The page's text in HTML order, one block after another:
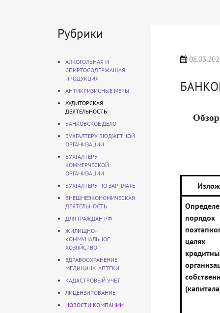
Рубрики
АЛКОГОЛЬНАЯ И
СПИРТОСОДЕРЖАЩАЯ
ПРОДУКЦИЯ
АНТИКРИЗИСНЫЕ МЕРЫ
АУДИТОРСКАЯ
ДЕЯТЕЛЬНОСТЬ
БАНКОВСКОЕ ДЕЛО
БУХГАЛТЕРУ БЮДЖЕТНОЙ
ОРГАНИЗАЦИИ
БУХГАЛТЕРУ
КОММЕРЧЕСКОЙ
ОРГАНИЗАЦИИ
БУХГАЛТЕРУ ПО ЗАРПЛАТЕ
ВНЕШНЕЭКОНОМИЧЕСКАЯ
ДЕЯТЕЛЬНОСТЬ
ДЛЯ ГРАЖДАН РФ
ЖИЛИЩНО-
КОММУНАЛЬНОЕ
ХОЗЯЙСТВО
ЗДРАВООХРАНЕНИЕ.
МЕДИЦИНА. АПТЕКИ
КАДАСТРОВЫЙ УЧЕТ
ЛИЦЕНЗИРОВАНИЕ
НОВОСТИ КОМПАНИИ